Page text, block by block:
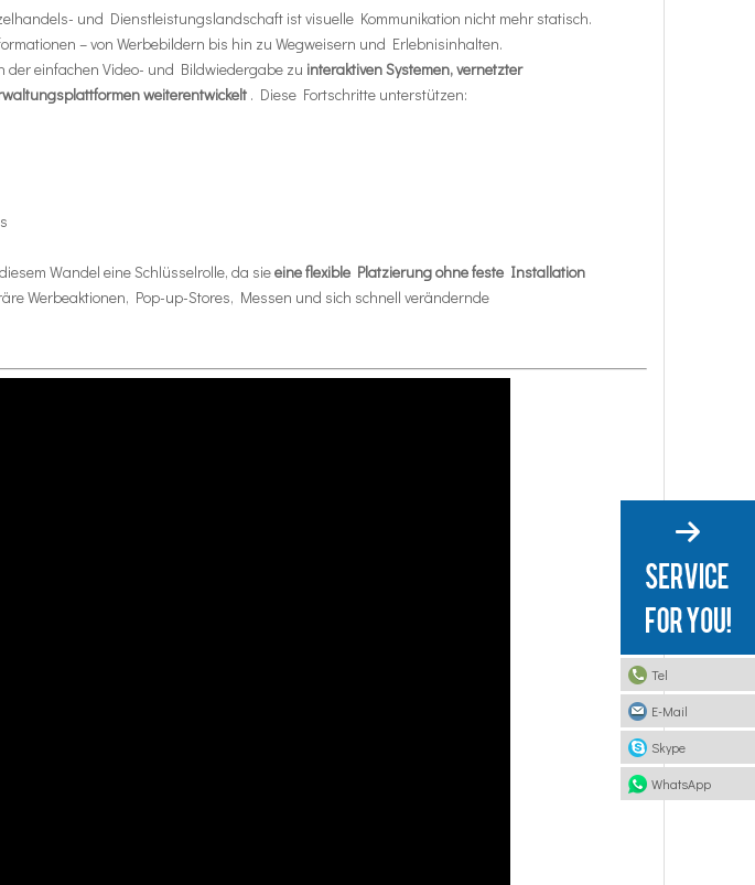
und Dienstleistungslandschaft ist visuelle Kommunikation nicht mehr statisch.
– von Werbebildern bis hin zu Wegweisern und Erlebnisinhalten.
einfachen Video- und Bildwiedergabe zu interaktiven Systemen, vernetzter
weiterentwickelt . Diese Fortschritte unterstützen:
Wandel eine Schlüsselrolle, da sieeine flexible Platzierung ohne feste Installation
Werbeaktionen, Pop-up-Stores, Messen und sich schnell verändernde
Tel
E-Mail
Skype
WhatsApp